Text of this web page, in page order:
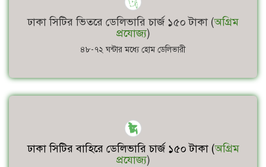
ঢাকা সিটির ভিতরে ডেলিভারি চার্জ ১৫০ টাকা (অগ্রিম
প্রযোজ্য)
৪৮-৭২ ঘন্টার মধ্যে হোম ডেলিভারী
ঢাকা সিটির বাহিরে ডেলিভারি চার্জ ১৫০ টাকা (অগ্রিম
প্রযোজ্য)